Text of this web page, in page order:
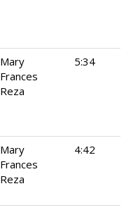
Mary
Frances
Reza
5:34
Mary
Frances
Reza
4:42